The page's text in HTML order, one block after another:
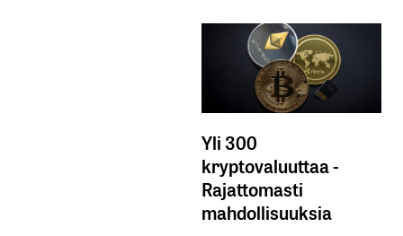
Yli 300
kryptovaluuttaa -
Rajattomasti
mahdollisuuksia